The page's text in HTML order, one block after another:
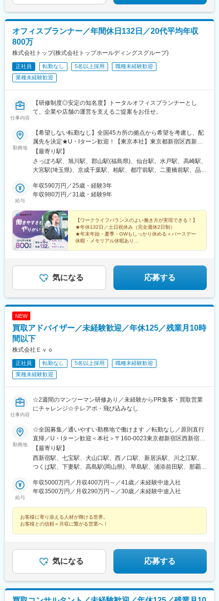
オフィスプランナー／年間休日132日／20代平均年収
800万
株式会社トップ(株式会社トップホールディングスグループ)
正社員 転勤なし 5名以上採用
職種未経験歓迎
業種未経験歓迎
仕事内容
【研修制度◎安定の知名度】トータルオフィスプランナーとし
て、企業や店舗の運営を支えるご提案をお任せ。
勤務地
【希望しない転勤なし】全国45カ所の拠点から希望を考慮し、配
属先を決定★U・Iターン歓迎！【東京本社】東京都新宿区西新宿
2-1-1 新宿三井ビル30F【名古屋本社】愛知県名古屋市中村区名駅
5-29-8 NOBUNAGA第一ビルディング■各拠点【北海道・東北】北
海道、宮城県、福島県【関東】東京都、神奈川県、埼玉県、千葉
【東海】愛知県、岐阜県、三重県、静岡県 【近
畿】大阪府、京都府、兵庫県、滋賀県【中国】島根県、広島県、
、鹿児島県※受動喫煙対策：屋内禁煙
【最寄り駅】
さっぽろ駅、旭川駅、郡山駅(福島県)、仙台駅、水戸駅、高崎駅、
大宮駅(埼玉県)、京成千葉駅、柏駅、都庁前駅、二重橋前駅、品川
藤沢駅、富山駅、福井駅、北鉄金沢駅、市役所前駅(長野県)、岐阜
駅、静岡駅、第一通り駅、国際センター駅、東岡崎駅、津駅、あ
陽姫路駅、神戸駅(兵庫県)、松江駅、岡山駅前駅、袋町駅、徳島
駅、高松駅(香川県)、大街道駅、博多駅、辛島町駅、小倉駅(福岡
県)、いづろ通駅、札幌駅、仙台駅(地下鉄)、千葉中央駅、西新宿
駅、東京駅、東池袋四丁目駅、立川駅、上野駅、横浜駅、福井駅
(福井県)、金沢駅、長野駅、名鉄岐阜駅、新静岡駅、新浜松駅、名
ば駅(地下鉄)、姫路駅、西元町駅、岡山駅、本通駅、眉山ロープウ
ェイ山麓駅、高松築港駅、勝山町駅、櫛田神社前駅、西辛島町
駅、平和通駅、天文館通駅、大通駅、あおば通駅、千葉駅、新宿
ハーバーランド駅、西川緑道公園駅、中電前駅、東雲口駅、祇園
駅(福岡県)、慶徳校前駅、朝日通駅
給与
年収590万円／25歳・経験3年
年収980万円／31歳・経験9年
【ワークライフバランスのよい働き方が実現できる！】
★年休132日／土日祝休み（完全週休2日制）
★年末年始・夏季・GWもしっかり休める＋バースデー
休暇・メモリアル休暇あり
気になる 応募する
NEW
買取アドバイザー／未経験歓迎／年休125／残業月10時
間以下
株式会社Ｅｖｏ
正社員 転勤なし 5名以上採用
職種未経験歓迎
業種未経験歓迎
仕事内容
☆2週間のマンツーマン研修あり／未経験からPR集客・買取営業
にチャレンジ☆テレアポ・飛び込みなし
勤務地
☆全国募集／通いやすい勤務地で働けます ／転勤なし／原則直行
直帰／U・Iターン歓迎＜本社＞〒160-0023東京都新宿区西新宿五
丁目1番1号 住友不動産新宿ファーストタワー3階※転居を伴う転
勤はありません。■その他勤務地・都内23区、関東のプロジェク
ト先やご希望の全国
【最寄り駅】
西新宿駅、七宝駅、犬山口駅、西ノ口駅、新居浜駅、川之江駅、
つくば駅、下妻駅、高島駅(岡山県)、早島駅、浦添前田駅、那覇空
くりこま高原駅、長町一丁目駅、宇治駅(奈良線)、久津川駅、山城
青谷駅、天ケ瀬駅、有佐駅、吉井駅(群馬県)、前橋大島駅、広駅、
駅(三重県)、三瀬谷駅、南鳥海駅、鶴岡駅、赤湯駅、奈古駅、日野
駅(滋賀県)、堅田駅、近江長岡駅、十文字駅、扇田駅、三ツ境駅、
公園駅、蛍池駅、津久見駅、松浦駅、石橋駅(長崎県)、上田駅、小
作駅、和泉多摩川駅、井荻駅、阿波山川駅、石井駅(徳島県)、南小
松島駅、ゆいの杜東駅、高久駅、五位堂駅、富雄駅、西加積駅、
東野尻駅、ハーモニーホール駅、遠賀川駅、行橋駅、糸島高校前
駅、保原駅、会津若松駅、原ノ町駅、山陽網干駅、三木駅(神戸電
鉄線)、南小樽駅、稲積公園駅、苫小牧駅、和歌山港駅、淀屋橋
給与
年収5000万円／月収400万円～／41歳／未経験中途入社
年収3500万円／月収290万円～／30歳／未経験中途入社
お客様に寄り添える人材が輝ける世界。
お客様との信頼＝月収に繋がる営業へ！
気になる 応募する